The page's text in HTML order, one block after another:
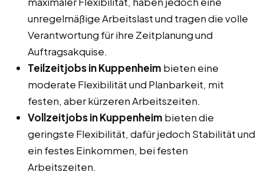
unregelmäßige Arbeitslast und tragen die volle
Verantwortung für ihre Zeitplanung und
Auftragsakquise.
Teilzeitjobs in Kuppenheim bieten eine
moderate Flexibilität und Planbarkeit, mit
festen, aber kürzeren Arbeitszeiten.
Vollzeitjobs in Kuppenheim bieten die
geringste Flexibilität, dafür jedoch Stabilität und
ein festes Einkommen, bei festen
Arbeitszeiten.